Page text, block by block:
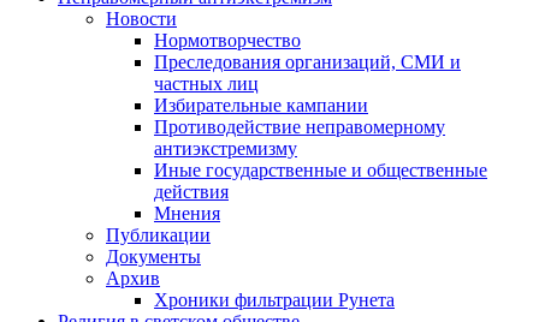
Новости
Нормотворчество
Преследования организаций, СМИ и
частных лиц
Избирательные кампании
Противодействие неправомерному
антиэкстремизму
Иные государственные и общественные
действия
Мнения
Публикации
Документы
Архив
Хроники фильтрации Рунета